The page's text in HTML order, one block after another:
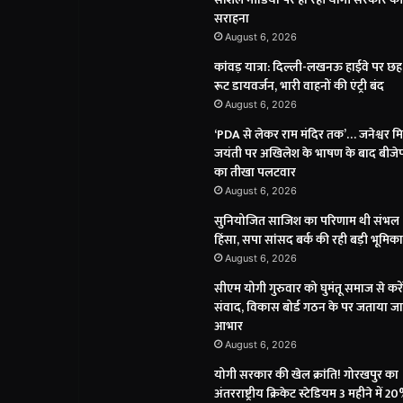
सराहना
August 6, 2026
कांवड़ यात्रा: दिल्ली-लखनऊ हाईवे पर
रूट डायवर्जन, भारी वाहनों की एंट्री बंद
August 6, 2026
‘PDA से लेकर राम मंदिर तक’… जनेश्वर
जयंती पर अखिलेश के भाषण के बाद
का तीखा पलटवार
August 6, 2026
सुनियोजित साजिश का परिणाम थी संभल
हिंसा, सपा सांसद बर्क की रही बड़ी भूमिका
August 6, 2026
सीएम योगी गुरुवार को घुमंतू समाज से
संवाद, विकास बोर्ड गठन के पर जताया
आभार
August 6, 2026
योगी सरकार की खेल क्रांति! गोरखपुर का
अंतरराष्ट्रीय क्रिकेट स्टेडियम 3 महीने में